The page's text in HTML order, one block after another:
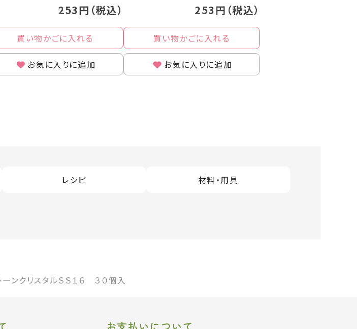
253円（税込）
買い物かごに入れる
お気に入りに追加
253円（税込）
買い物かごに入れる
お気に入りに追加
レシピ 材料・用具
ーンクリスタルＳＳ１６ ３０個入